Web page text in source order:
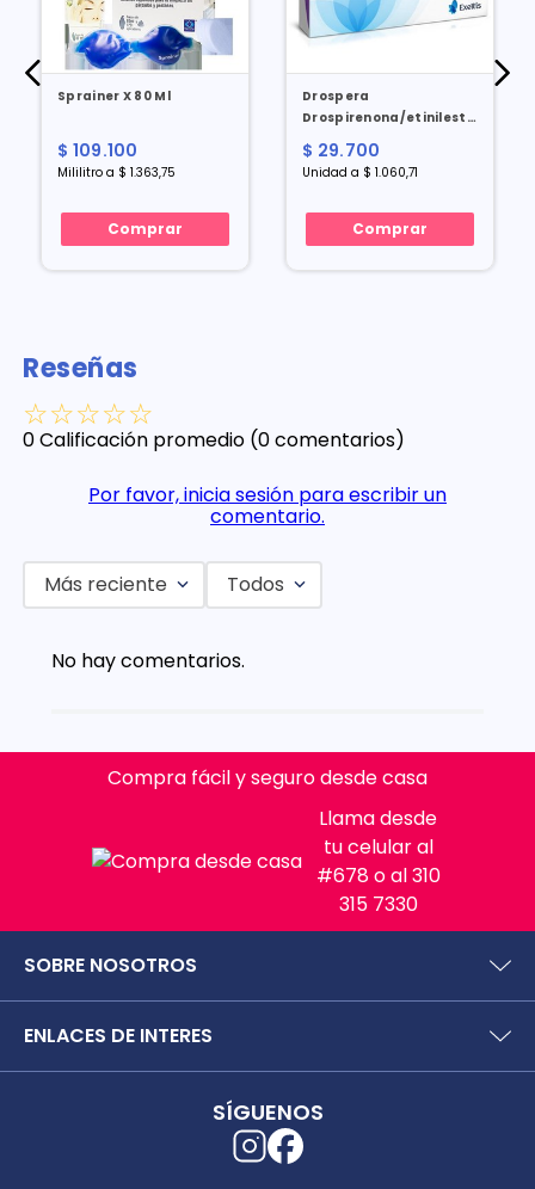
Sprainer X 80 Ml
$ 109.100
Mililitro a $ 1.363,75
Comprar
Drospera
Drospirenona/etinilestradiol
3/0.03 Mg X 28 Comp
$ 29.700
Unidad a $ 1.060,71
Comprar
Reseñas
☆☆☆☆☆
0 Calificación promedio (0 comentarios)
Por favor, inicia sesión para escribir un
comentario.
Más reciente Todos
No hay comentarios.
Compra fácil y seguro desde casa
Llama desde
tu celular al
#678 o al 310
315 7330
SOBRE NOSOTROS
Preguntas frecuentes
Políticas y términos de uso
Términos y condiciones puntos saludables
ENLACES DE INTERES
SÍGUENOS